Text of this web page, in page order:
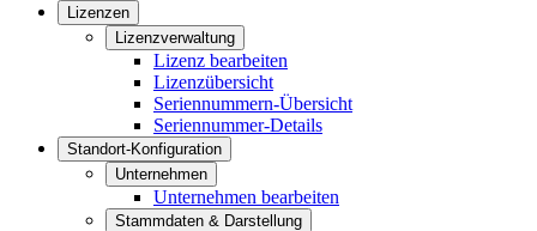
Lizenzen
Lizenzverwaltung
Lizenz bearbeiten
Lizenzübersicht
Seriennummern-Übersicht
Seriennummer-Details
Standort-Konfiguration
Unternehmen
Unternehmen bearbeiten
Stammdaten & Darstellung